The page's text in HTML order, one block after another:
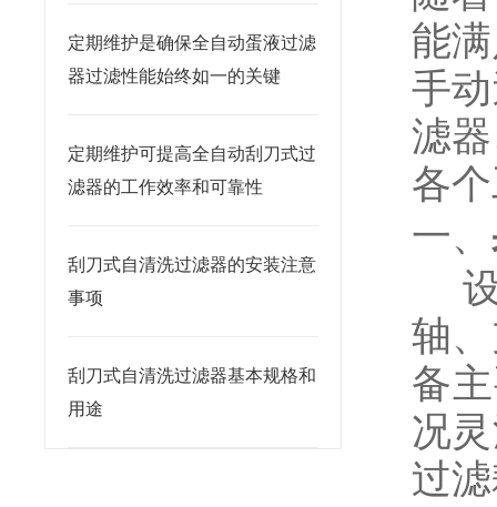
定期维护是确保全自动蛋液过滤
器过滤性能始终如一的关键
定期维护可提高全自动刮刀式过
滤器的工作效率和可靠性
刮刀式自清洗过滤器的安装注意
事项
刮刀式自清洗过滤器基本规格和
用途
能
手
滤
各
一、
设
轴
备
况
过